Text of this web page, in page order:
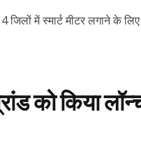
जिलों में स्मार्ट मीटर लगाने के
को किया